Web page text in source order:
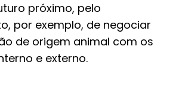
próximo, pelo
por exemplo, de negociar
de origem animal com os
e externo.